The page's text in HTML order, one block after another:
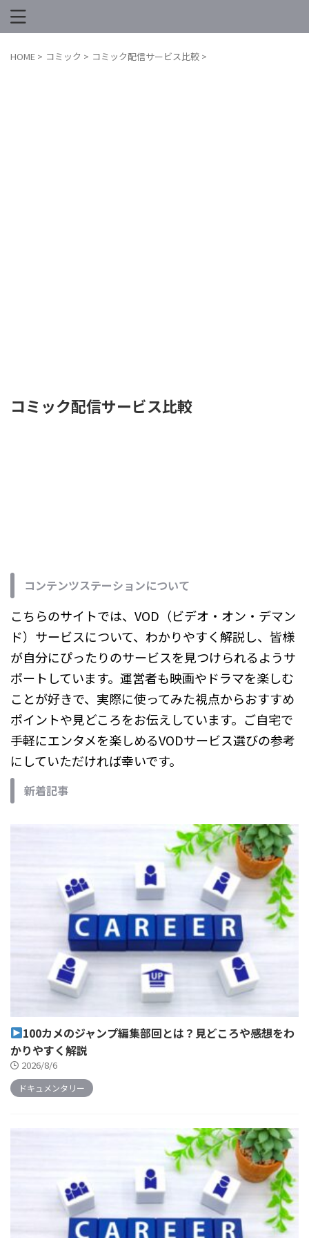
HOME > コミック > コミック配信サービス比較 >
コミック配信サービス比較
コンテンツステーションについて
こちらのサイトでは、VOD（ビデオ・オン・デマン
ド）サービスについて、わかりやすく解説し、皆様
が自分にぴったりのサービスを見つけられるようサ
ポートしています。運営者も映画やドラマを楽しむ
ことが好きで、実際に使ってみた視点からおすすめ
ポイントや見どころをお伝えしています。ご自宅で
手軽にエンタメを楽しめるVODサービス選びの参考
にしていただければ幸いです。
新着記事
100カメのジャンプ編集部回とは？見どころや感想をわ
かりやすく解説
2026/8/6
ドキュメンタリー